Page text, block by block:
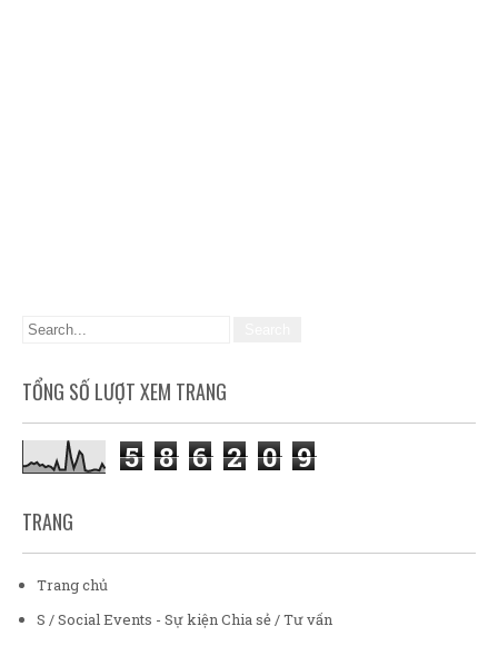
TỔNG SỐ LƯỢT XEM TRANG
5 8 6 2 0 9
TRANG
Trang chủ
S / Social Events - Sự kiện Chia sẻ / Tư vấn